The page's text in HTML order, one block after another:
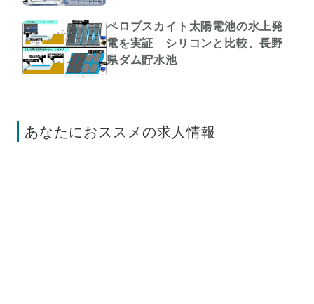
ペロブスカイト太陽電池の水上発
電を実証 シリコンと比較、長野
県ダム貯水池
あなたにおススメの求人情報